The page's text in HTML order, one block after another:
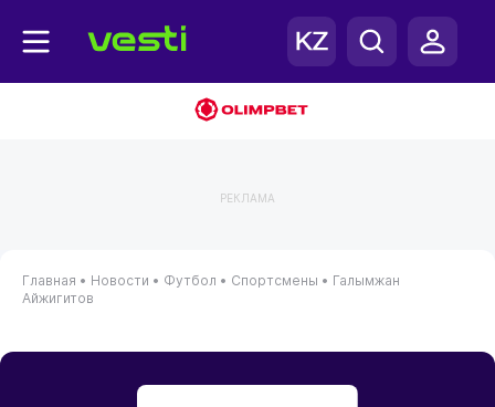
РЕКЛАМА
Главная • Новости • Футбол • Спортсмены • Галымжан
Айжигитов